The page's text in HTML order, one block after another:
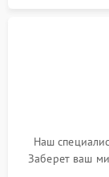
Наш
Заберет ваш